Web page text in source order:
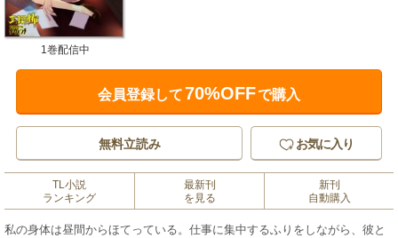
1巻配信中
会員登録して70%OFFで購入
無料立読み お気に入り
TL小説
ランキング
最新刊
を見る
新刊
自動購入
私の身体は昼間からほてっている。仕事に集中するふりをしながら、彼と